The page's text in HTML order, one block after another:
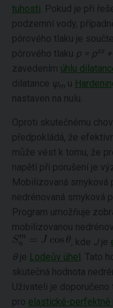
tuhosti . Pokud je při
podzemní vody,
pórového tlaku je
pórového tlaku p = pss
zavedením úhlu
dilatance ψm u
nastaven na nulu.
Oproti skutečnému
předpokládá, že
může vést k tomu, že
napětí při porušení je
Mobilizovaná smyková
nedrénovaná smyková
Program umožňuje
mobilizovanou
, kde Jje
θje Lodeův úhel . Tato
skutečná hodnota
Uživateli je
pro elastické-perfektně